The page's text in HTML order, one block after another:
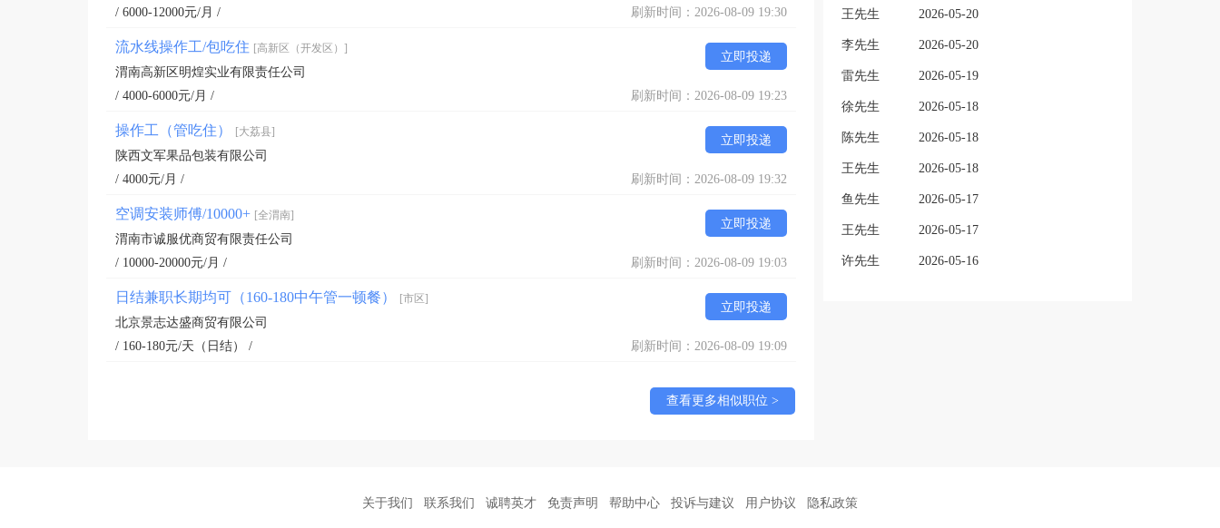
/ 6000-12000元/月 /
刷新时间：2026-08-09 19:30
流水线操作工/包吃住 [高新区（开发区）]
立即投递
渭南高新区明煌实业有限责任公司
/ 4000-6000元/月 /
刷新时间：2026-08-09 19:23
操作工（管吃住） [大荔县]
立即投递
陕西文军果品包装有限公司
/ 4000元/月 /
刷新时间：2026-08-09 19:32
空调安装师傅/10000+ [全渭南]
立即投递
渭南市诚服优商贸有限责任公司
/ 10000-20000元/月 /
刷新时间：2026-08-09 19:03
日结兼职长期均可（160-180中午管一顿餐） [市区]
立即投递
北京景志达盛商贸有限公司
/ 160-180元/天（日结） /
刷新时间：2026-08-09 19:09
查看更多相似职位 >
王先生 2026-05-20
李先生 2026-05-20
雷先生 2026-05-19
徐先生 2026-05-18
陈先生 2026-05-18
王先生 2026-05-18
鱼先生 2026-05-17
王先生 2026-05-17
许先生 2026-05-16
关于我们 联系我们 诚聘英才 免责声明 帮助中心 投诉与建议 用户协议 隐私政策